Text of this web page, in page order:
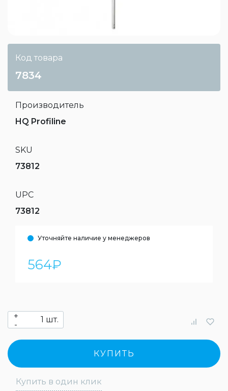
Код товара
7834
Производитель
HQ Profiline
SKU
73812
UPC
73812
Уточняйте наличие у менеджеров
564₽
+
-
шт.
КУПИТЬ
Купить в один клик